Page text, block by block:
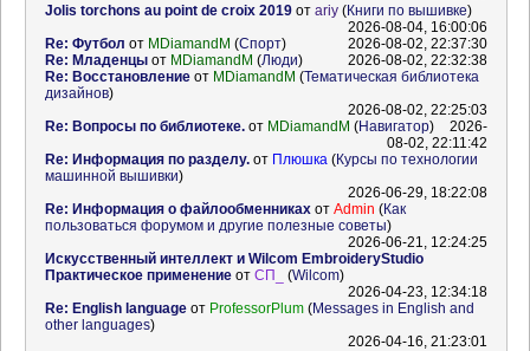
Jolis torchons au point de croix 2019от ariy(Книги по вышивке)
2026-08-04, 16:00:06
Re: Футбол от MDiamandM (Спорт)
2026-08-02, 22:37:30
Re: Младенцыот MDiamandM (Люди)
2026-08-02, 22:32:38
Re: Восстановлениеот MDiamandM (Тематическая библиотека
дизайнов)
2026-08-02, 22:25:03
Re: Вопросы по библиотеке.от MDiamandM (Навигатор)
2026-
08-02, 22:11:42
Re: Информация по разделу.от Плюшка (Курсы по технологии
машинной вышивки)
2026-06-29, 18:22:08
Re: Информация о файлообменникахот Admin (Как
пользоваться форумом и другие полезные советы)
2026-06-21, 12:24:25
Искусственный интеллект и Wilcom EmbroideryStudio
Практическое применениеот СП_ (Wilcom)
2026-04-23, 12:34:18
Re: English languageот ProfessorPlum(Messages in English and
other languages)
2026-04-16, 21:23:01